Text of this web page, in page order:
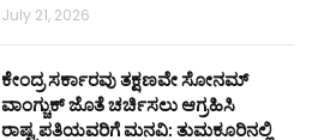
July 21, 2026
ಕೇಂದ್ರ ಸರ್ಕಾರವು ತಕ್ಷಣವೇ ಸೋನಮ್
ವಾಂಗ್ಚುಕ್ ಜೊತೆ ಚರ್ಚಿಸಲು ಆಗ್ರಹಿಸಿ
ರಾಷ್ಟ್ರಪತಿಯವರಿಗೆ ಮನವಿ: ತುಮಕೂರಿನಲ್ಲಿ